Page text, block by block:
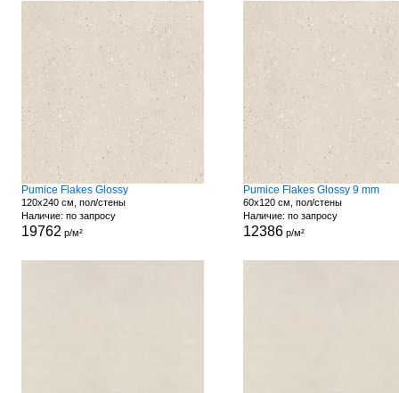
Pumice Flakes Glossy
120x240 см, пол/стены
Наличие: по запросу
19762 р/м²
Pumice Flakes Glossy 9 mm
60x120 см, пол/стены
Наличие: по запросу
12386р/м²